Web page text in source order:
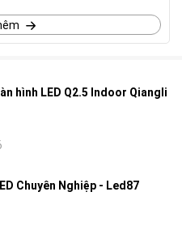
hình LED Q2.5 Indoor Qiangli
Chuyên Nghiệp - Led87